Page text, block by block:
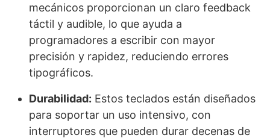
mecánicos proporcionan un claro feedback
táctil y audible, lo que ayuda a
programadores a escribir con mayor
precisión y rapidez, reduciendo errores
tipográficos.
Durabilidad: Estos teclados están diseñados
para soportar un uso intensivo, con
interruptores que pueden durar decenas de